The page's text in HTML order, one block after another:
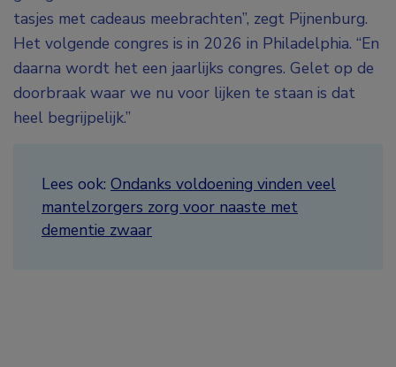
tasjes met cadeaus meebrachten”, zegt Pijnenburg.
Het volgende congres is in 2026 in Philadelphia. “En
daarna wordt het een jaarlijks congres. Gelet op de
doorbraak waar we nu voor lijken te staan is dat
heel begrijpelijk.”
Lees ook: Ondanks voldoening vinden veel
mantelzorgers zorg voor naaste met
dementie zwaar